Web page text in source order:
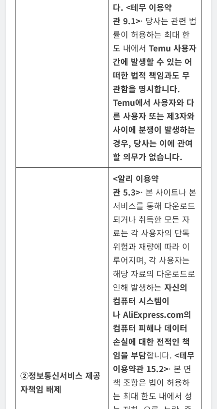
다. <테무 이용약
관 9.1>· 당사는 관련 법
률이 허용하는 최대 한
도 내에서 Temu 사용자
간에 발생할 수 있는 어
떠한 법적 책임과도 무
관함을 명시합니다.
Temu에서 사용자와 다
른 사용자 또는 제3자와
사이에 분쟁이 발생하는
경우, 당사는 이에 관여
할 의무가 없습니다.
②정보통신서비스 제공
자책임 배제
<알리 이용약
관 5.3>· 본 사이트나 본
서비스를 통해 다운로드
되거나 취득한 모든 자
료는 각 사용자의 단독
위험과 재량에 따라 이
루어지며, 각 사용자는
해당 자료의 다운로드로
인해 발생하는 자신의
컴퓨터 시스템이
나 AliExpress.com의
컴퓨터 피해나 데이터
손실에 대한 전적인 책
임을 부담합니다. <테무
이용약관 15.2>· 본 면
책 조항은 법이 허용하
는 최대 한도 내에서 성